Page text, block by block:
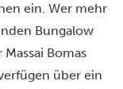
ein. Wer mehr
Bungalow
Bomas
über ein